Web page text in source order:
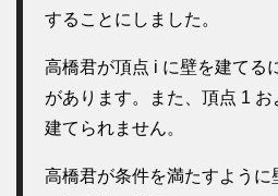
することにしました。
高橋君が頂点 i に壁を建てる
があります。また、頂点 1
建てられません。
高橋君が条件を満たすよう